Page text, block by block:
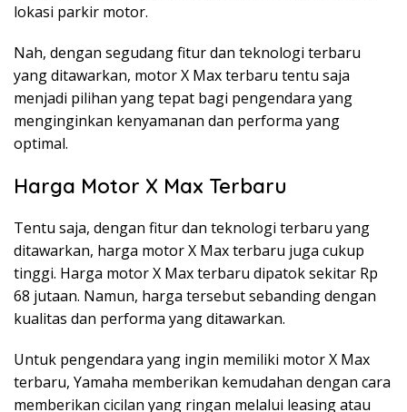
lokasi parkir motor.
Nah, dengan segudang fitur dan teknologi terbaru
yang ditawarkan, motor X Max terbaru tentu saja
menjadi pilihan yang tepat bagi pengendara yang
menginginkan kenyamanan dan performa yang
optimal.
Harga Motor X Max Terbaru
Tentu saja, dengan fitur dan teknologi terbaru yang
ditawarkan, harga motor X Max terbaru juga cukup
tinggi. Harga motor X Max terbaru dipatok sekitar Rp
68 jutaan. Namun, harga tersebut sebanding dengan
kualitas dan performa yang ditawarkan.
Untuk pengendara yang ingin memiliki motor X Max
terbaru, Yamaha memberikan kemudahan dengan cara
memberikan cicilan yang ringan melalui leasing atau